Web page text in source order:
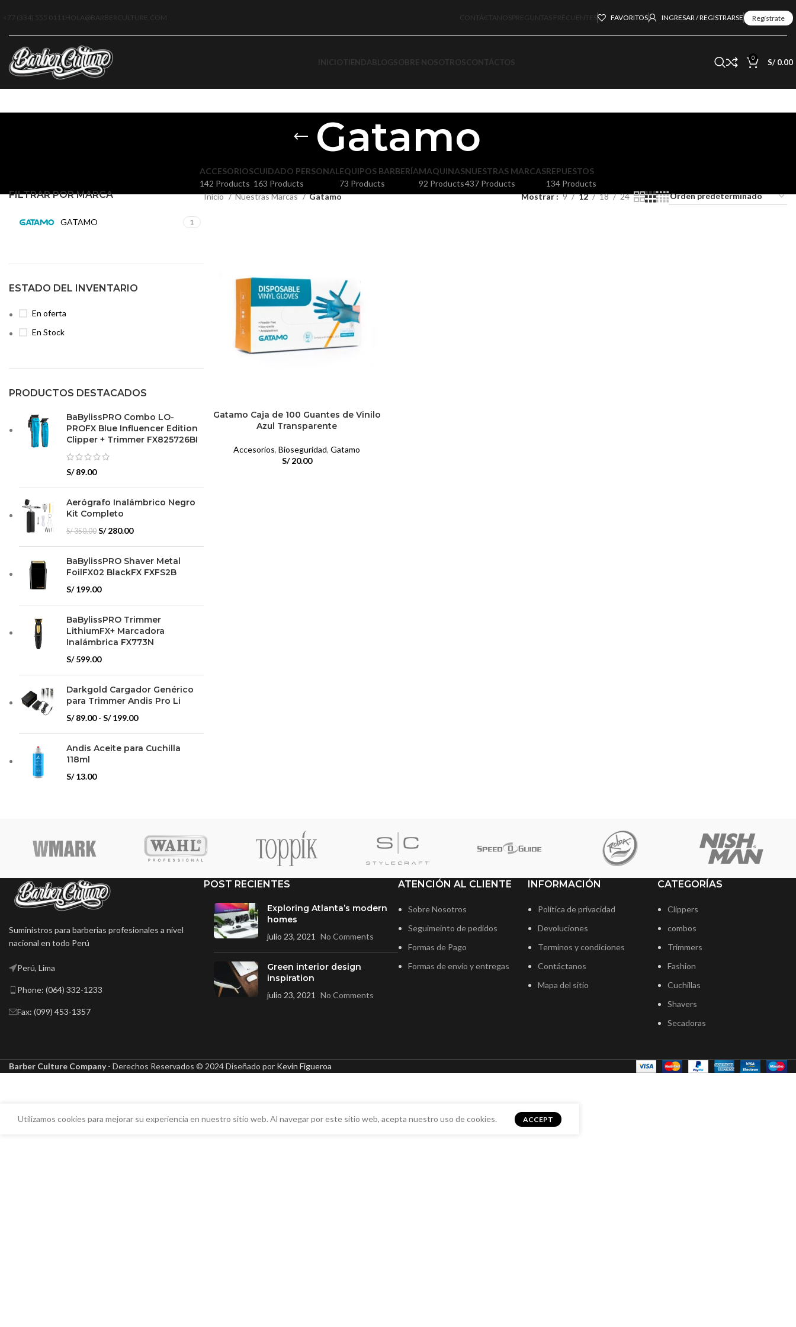
+77 (334) 555 0111 HOLA@BARBERCULTURE.COM CONTÁCTANOS PREGUNTAS FRECUENTES FAVORITOS INGRESAR / REGISTRARSE Regístrate
INICIOTIENDABLOGSOBRE NOSOTROSCONTÁCTOS 0 S/ 0.00
Gatamo
ACCESORIOS
142 Products
CUIDADO PERSONAL
163 Products
EQUIPOS BARBERÍA
73 Products
MAQUINAS
92 Products
NUESTRAS MARCAS
437 Products
REPUESTOS
134 Products
FILTRAR POR MARCA
GATAMO 1
ESTADO DEL INVENTARIO
En oferta
En Stock
PRODUCTOS DESTACADOS
BaBylissPRO Combo LO-
PROFX Blue Influencer Edition
Clipper + Trimmer FX825726BI
S/89.00
Aerógrafo Inalámbrico Negro
Kit Completo
S/350.00 El
original
era:
S/280.00El
es:
BaBylissPRO Shaver Metal
FoilFX02 BlackFX FXFS2B
S/199.00
BaBylissPRO Trimmer
LithiumFX+ Marcadora
Inalámbrica FX773N
S/599.00
Darkgold Cargador Genérico
para Trimmer Andis Pro Li
S/89.00 - S/199.00Rango
precios:
Andis Aceite para Cuchilla
118ml
S/13.00
Inicio Nuestras Marcas Gatamo Mostrar 9 12 18 24
Gatamo Caja de 100 Guantes de Vinilo
Azul Transparente
Accesorios,Bioseguridad,Gatamo
S/20.00
Suministros para barberias profesionales a nivel
nacional en todo Perú
Perú, Lima
Phone: (064) 332-1233
Fax: (099) 453-1357
POST RECIENTES
Exploring Atlanta’s modern
homes
julio 23, 2021 No Comments
Green interior design
inspiration
julio 23, 2021 No Comments
ATENCIÓN AL CLIENTE
Sobre Nosotros
Seguimeinto de pedidos
Formas de Pago
Formas de envío y entregas
INFORMACIÓN
Política de privacidad
Devoluciones
Terminos y condiciones
Contáctanos
Mapa del sitio
CATEGORÍAS
Clippers
combos
Trimmers
Fashion
Cuchillas
Shavers
Secadoras
Barber Culture Company- Derechos Reservados © 2024 Diseñado por Kevin Figueroa
Utilizamos cookies para mejorar su experiencia en nuestro sitio web. Al navegar por este sitio web, acepta nuestro uso de cookies. ACCEPT